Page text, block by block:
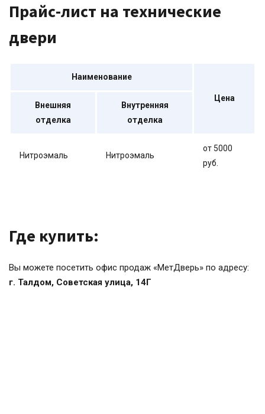
Прайс-лист на технические
двери
Наименование
Цена
Внешняя
отделка
Внутренняя
отделка
Нитроэмаль Нитроэмаль
от 5000
руб.
Где купить:
Вы можете посетить офис продаж «МетДверь» по адресу:
г. Талдом, Советская улица, 14Г